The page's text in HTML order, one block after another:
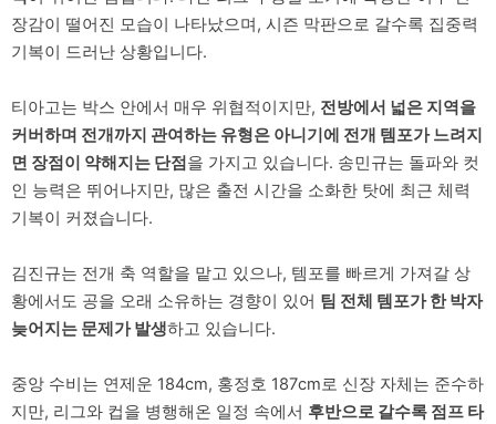
장감이 떨어진 모습이 나타났으며, 시즌 막판으로 갈수록 집중력
기복이 드러난 상황입니다.
티아고는 박스 안에서 매우 위협적이지만, 전방에서 넓은 지역을
커버하며 전개까지 관여하는 유형은 아니기에 전개 템포가 느려지
면 장점이 약해지는 단점 을 가지고 있습니다. 송민규는 돌파와 컷
인 능력은 뛰어나지만, 많은 출전 시간을 소화한 탓에 최근 체력
기복이 커졌습니다.
김진규는 전개 축 역할을 맡고 있으나, 템포를 빠르게 가져갈 상
황에서도 공을 오래 소유하는 경향이 있어 팀 전체 템포가 한 박자
늦어지는 문제가 발생하고 있습니다.
중앙 수비는 연제운 184cm, 홍정호 187cm로 신장 자체는 준수하
지만, 리그와 컵을 병행해온 일정 속에서 후반으로 갈수록 점프 타